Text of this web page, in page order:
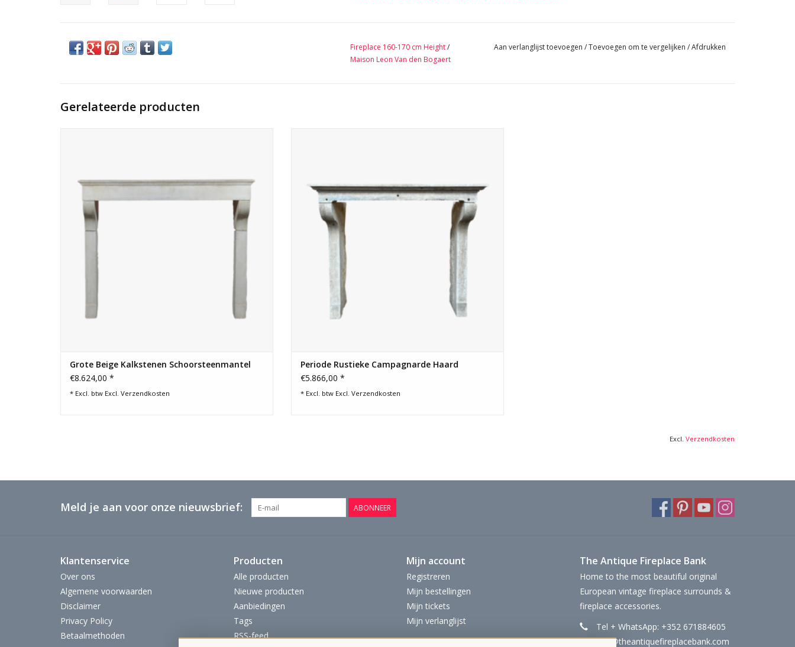
Fireplace 160-170 cm Height/
Maison Leon Van den Bogaert
Aan verlanglijst toevoegen /Toevoegen om te vergelijken /Afdrukken
Gerelateerde producten
Grote Beige Kalkstenen Schoorsteenmantel
€8.624,00 *
* Excl. btw Excl. Verzendkosten
Periode Rustieke Campagnarde Haard
€5.866,00 *
* Excl. btw Excl. Verzendkosten
Excl. Verzendkosten
Meld je aan voor onze nieuwsbrief: ABONNEER
Klantenservice
Over ons
Algemene voorwaarden
Disclaimer
Privacy Policy
Betaalmethoden
Producten
Alle producten
Nieuwe producten
Aanbiedingen
Tags
RSS-feed
Mijn account
Registreren
Mijn bestellingen
Mijn tickets
Mijn verlanglijst
The Antique Fireplace Bank
Home to the most beautiful original
European vintage fireplace surrounds &
fireplace accessories.
Tel + WhatsApp: +352 671884605
info@theantiquefireplacebank.com